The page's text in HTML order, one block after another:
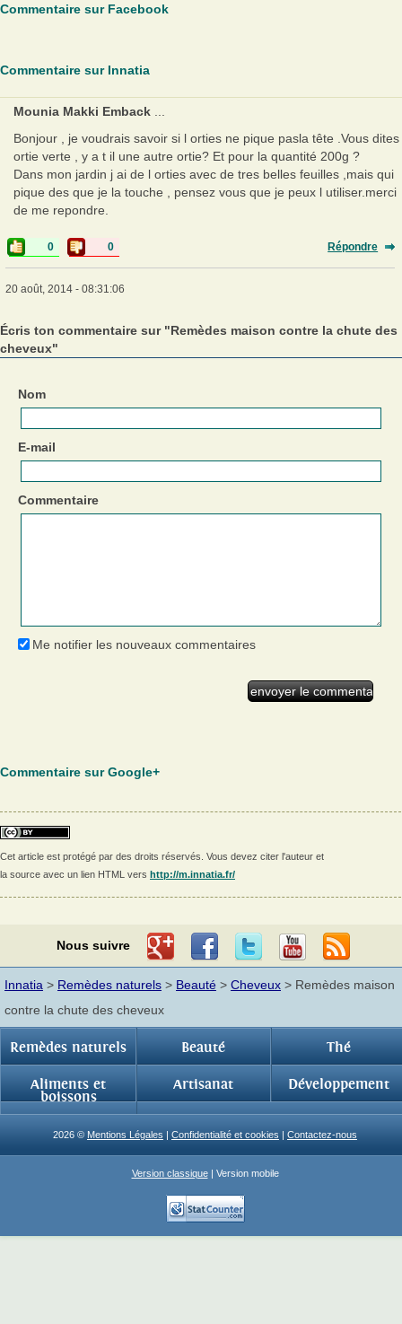
Commentaire sur Facebook
Commentaire sur Innatia
Mounia Makki Emback
Bonjour , je voudrais savoir si l orties ne pique pasla tête .Vous dites
ortie verte , y a t il une autre ortie? Et pour la quantité 200g ?
Dans mon jardin j ai de l orties avec de tres belles feuilles ,mais qui
pique des que je la touche , pensez vous que je peux l utiliser.merci
de me repondre.
0 0 Répondre
20 août, 2014 - 08:31:06
Écris ton commentaire sur "Remèdes maison contre la chute des
cheveux"
Nom
E-mail
Commentaire
Me notifier les nouveaux commentaires
Commentaire sur Google+
Cet article est protégé par des droits réservés. Vous devez citer l'auteur et
la source avec un lien HTML vers http://m.innatia.fr/
Nous suivre
Innatia > Remèdes naturels > Beauté > Cheveux > Remèdes maison
contre la chute des cheveux
Remèdes naturels Beauté Thé
Aliments et
boissons
Artisanat Développement
2026 © Mentions Légales | Confidentialité et cookies | Contactez-nous
Version classique| Version mobile